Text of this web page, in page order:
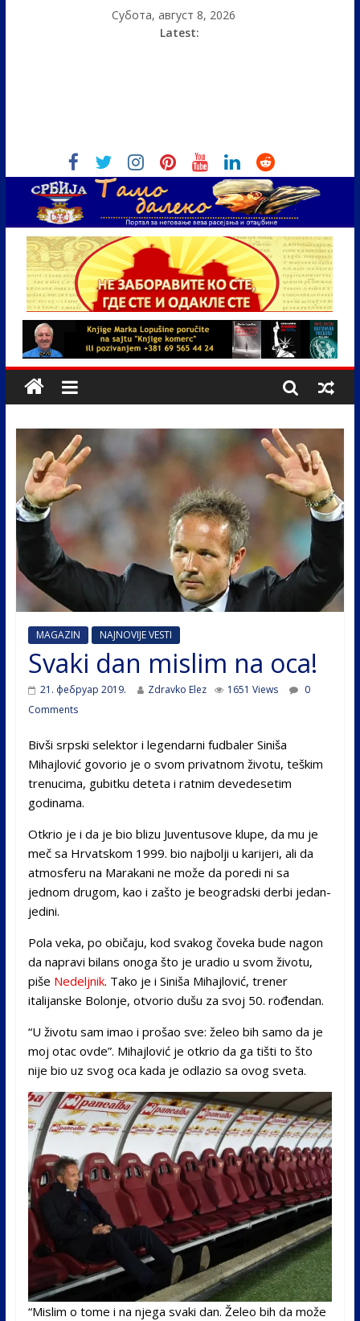
Субота, август 8, 2026
Latest:
MAGAZIN NAJNOVIJE VESTI
Svaki dan mislim na oca!
21. фебруар 2019. Zdravko Elez 1651 Views
0
Comments
Bivši srpski selektor i legendarni fudbaler Siniša
Mihajlović govorio je o svom privatnom životu, teškim
trenucima, gubitku deteta i ratnim devedesetim
godinama.
Otkrio je i da je bio blizu Juventusove klupe, da mu je
meč sa Hrvatskom 1999. bio najbolji u karijeri, ali da
atmosferu na Marakani ne može da poredi ni sa
jednom drugom, kao i zašto je beogradski derbi jedan-
jedini.
Pola veka, po običaju, kod svakog čoveka bude nagon
da napravi bilans onoga što je uradio u svom životu,
piše Nedeljnik. Tako je i Siniša Mihajlović, trener
italijanske Bolonje, otvorio dušu za svoj 50. rođendan.
“U životu sam imao i prošao sve: želeo bih samo da je
moj otac ovde”. Mihajlović je otkrio da ga tišti to što
nije bio uz svog oca kada je odlazio sa ovog sveta.
“Mislim o tome i na njega svaki dan. Želeo bih da može